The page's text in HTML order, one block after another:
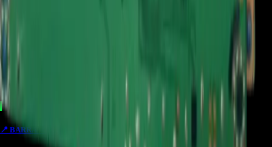
Visítanos en cualquiera de nuestras tiendas
Calle. 31 #57-106. CC Ejecutivos Local 130 Cartagena de Indias,
Bolívar
📍 BARRANCABERMEJA